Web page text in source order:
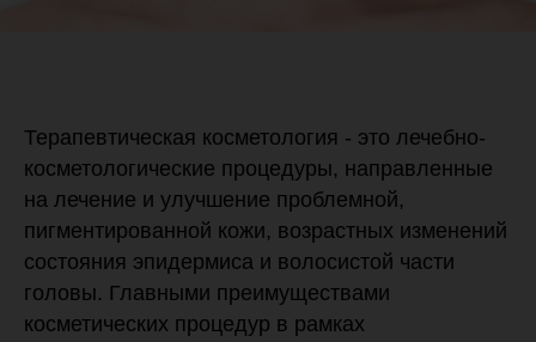
Терапевтическая косметология - это лечебно-
косметологические процедуры, направленные
на лечение и улучшение проблемной,
пигментированной кожи, возрастных изменений
состояния эпидермиса и волосистой части
головы. Главными преимуществами
косметических процедур в рамках